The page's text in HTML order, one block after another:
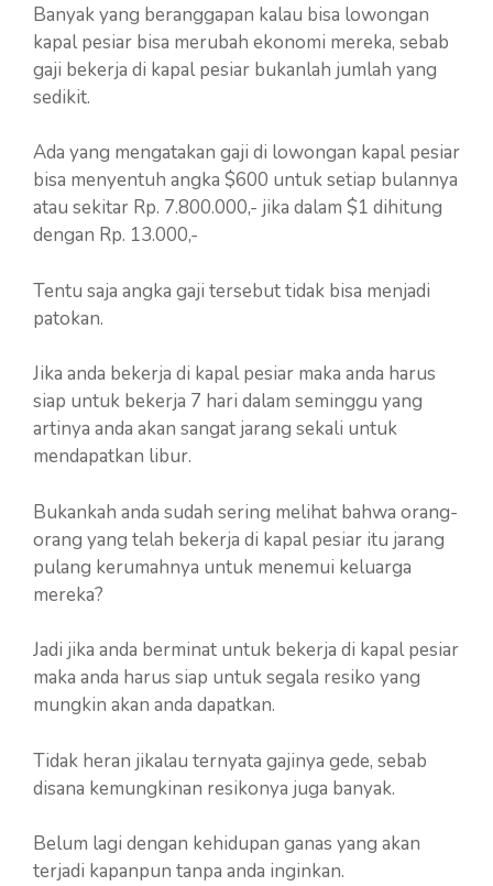
Banyak yang beranggapan kalau bisa lowongan
kapal pesiar bisa merubah ekonomi mereka, sebab
gaji bekerja di kapal pesiar bukanlah jumlah yang
sedikit.
Ada yang mengatakan gaji di lowongan kapal pesiar
bisa menyentuh angka $600 untuk setiap bulannya
atau sekitar Rp. 7.800.000,- jika dalam $1 dihitung
dengan Rp. 13.000,-
Tentu saja angka gaji tersebut tidak bisa menjadi
patokan.
Jika anda bekerja di kapal pesiar maka anda harus
siap untuk bekerja 7 hari dalam seminggu yang
artinya anda akan sangat jarang sekali untuk
mendapatkan libur.
Bukankah anda sudah sering melihat bahwa orang-
orang yang telah bekerja di kapal pesiar itu jarang
pulang kerumahnya untuk menemui keluarga
mereka?
Jadi jika anda berminat untuk bekerja di kapal pesiar
maka anda harus siap untuk segala resiko yang
mungkin akan anda dapatkan.
Tidak heran jikalau ternyata gajinya gede, sebab
disana kemungkinan resikonya juga banyak.
Belum lagi dengan kehidupan ganas yang akan
terjadi kapanpun tanpa anda inginkan.